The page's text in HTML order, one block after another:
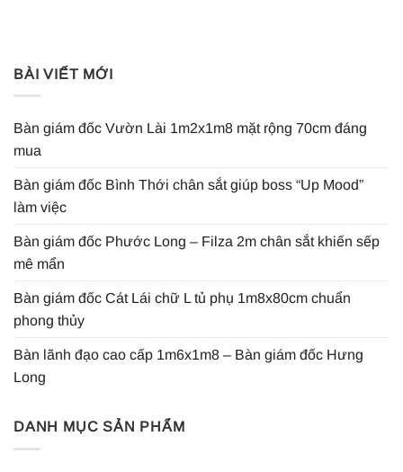
BÀI VIẾT MỚI
Bàn giám đốc Vườn Lài 1m2x1m8 mặt rộng 70cm đáng
mua
Bàn giám đốc Bình Thới chân sắt giúp boss “Up Mood”
làm việc
Bàn giám đốc Phước Long – Filza 2m chân sắt khiến sếp
mê mẩn
Bàn giám đốc Cát Lái chữ L tủ phụ 1m8x80cm chuẩn
phong thủy
Bàn lãnh đạo cao cấp 1m6x1m8 – Bàn giám đốc Hưng
Long
DANH MỤC SẢN PHẨM